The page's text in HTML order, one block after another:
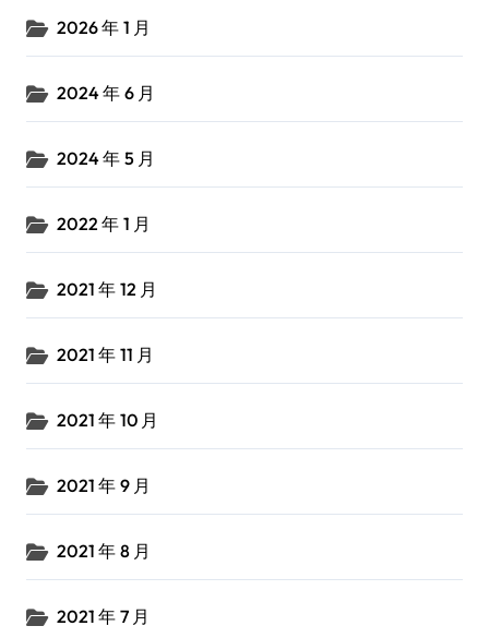
2026 年 1 月
2024 年 6 月
2024 年 5 月
2022 年 1 月
2021 年 12 月
2021 年 11 月
2021 年 10 月
2021 年 9 月
2021 年 8 月
2021 年 7 月